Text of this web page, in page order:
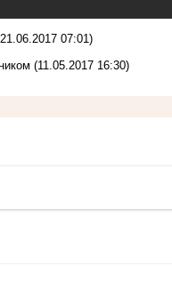
07:01)
(11.05.2017 16:30)